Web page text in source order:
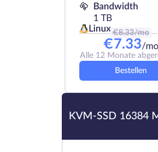
Bandwidth
1 TB
Linux €8.33/mo
€7.33/mo
Alle 12 Monate
Bestellen
KVM-SSD 16384